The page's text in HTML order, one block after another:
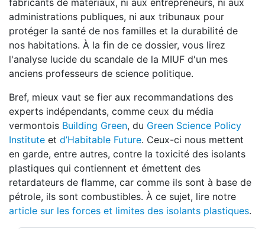
fabricants de matériaux, ni aux entrepreneurs, ni aux
administrations publiques, ni aux tribunaux pour
protéger la santé de nos familles et la durabilité de
nos habitations. À la fin de ce dossier, vous lirez
l'analyse lucide du scandale de la MIUF d'un mes
anciens professeurs de science politique.
Bref, mieux vaut se fier aux recommandations des
experts indépendants, comme ceux du média
vermontois Building Green, du Green Science Policy
Institute et d’Habitable Future. Ceux-ci nous mettent
en garde, entre autres, contre la toxicité des isolants
plastiques qui contiennent et émettent des
retardateurs de flamme, car comme ils sont à base de
pétrole, ils sont combustibles. À ce sujet, lire notre
article sur les forces et limites des isolants plastiques.